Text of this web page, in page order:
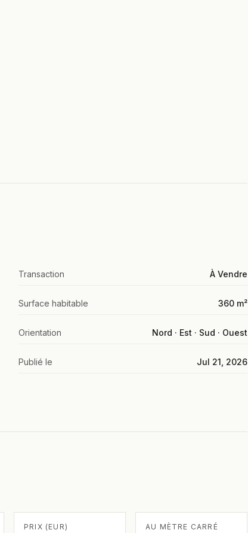
Transaction À Vendre
Surface habitable 360 m²
Orientation Nord · Est · Sud · Ouest
Publié le Jul 21, 2026
PRIX (EUR) AU MÈTRE CARRÉ